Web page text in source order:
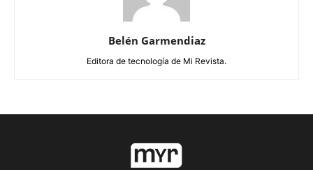
Belén Garmendiaz
Editora de tecnología de Mi Revista.